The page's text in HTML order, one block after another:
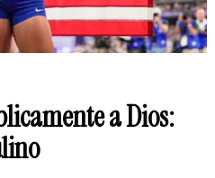
a Dios: